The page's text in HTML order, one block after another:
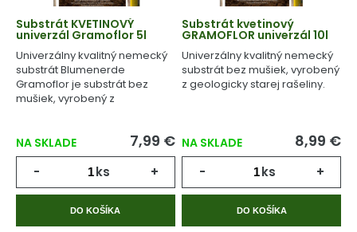
Substrát KVETINOVÝ
univerzál Gramoflor 5l
Univerzálny kvalitný nemecký
substrát Blumenerde
Gramoflor je substrát bez
mušiek, vyrobený z
NA SKLADE 7,99 €
- ks +
DO KOŠÍKA
Substrát kvetinový
GRAMOFLOR univerzál 10l
Univerzálny kvalitný nemecký
substrát bez mušiek, vyrobený
z geologicky starej rašeliny.
NA SKLADE 8,99 €
- ks +
DO KOŠÍKA